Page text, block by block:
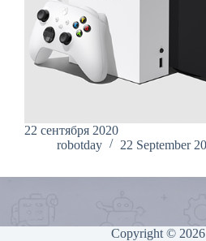
22 cентября 2020
robotday
22 September
Copyright © 2026